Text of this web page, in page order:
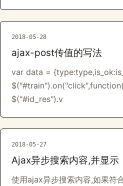
2018-05-28
ajax-post传值的写法
var data =
$("#id_res").v
2018-05-27
Ajax异步搜索内容,并显示
使用ajax异步搜索内容,如果符